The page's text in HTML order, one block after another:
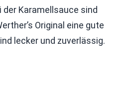
der Karamellsauce sind
Original eine gute
lecker und zuverlässig.